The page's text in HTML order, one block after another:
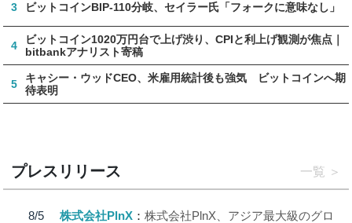
3 ビットコインBIP-110分岐、セイラー氏「フォークに意味なし」
4
ビットコイン1020万円台で上げ渋り、CPIと利上げ観測が焦点｜
bitbankアナリスト寄稿
5
キャシー・ウッドCEO、米雇用統計後も強気 ビットコインへ期
待表明
プレスリリース 一覧
8/5
株式会社PlnX
株式会社PlnX、アジア最大級のグロ